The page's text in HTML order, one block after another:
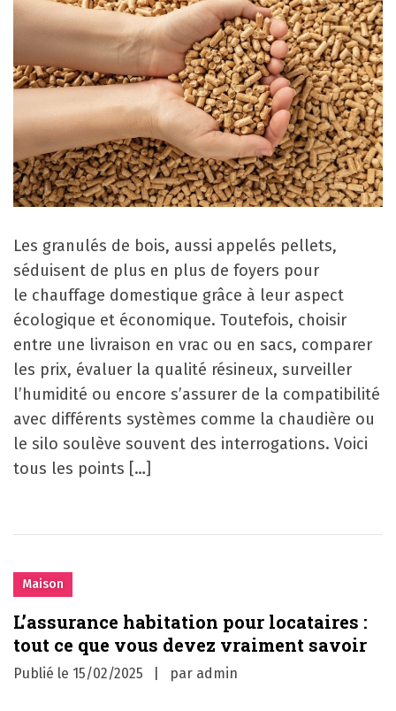
Les granulés de bois, aussi appelés pellets,
séduisent de plus en plus de foyers pour
le chauffage domestique grâce à leur aspect
écologique et économique. Toutefois, choisir
entre une livraison en vrac ou en sacs, comparer
les prix, évaluer la qualité résineux, surveiller
l’humidité ou encore s’assurer de la compatibilité
avec différents systèmes comme la chaudière ou
le silo soulève souvent des interrogations. Voici
tous les points […]
Maison
L’assurance habitation pour locataires :
tout ce que vous devez vraiment savoir
Publié le 15/02/2025 par admin